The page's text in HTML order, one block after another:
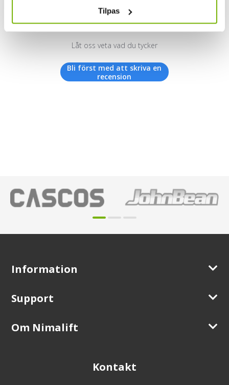
Tilpas
Vi letar efter stjärnor!
Låt oss veta vad du tycker
Bli först med att skriva en
recension
Information
Support
Om Nimalift
Kontakt